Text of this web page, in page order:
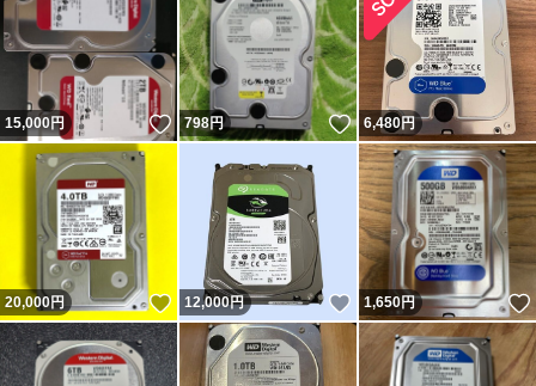
15,000円 いいね！
798円 いいね！
6,480円
20,000円 いいね！
12,000円 いいね！
1,650円